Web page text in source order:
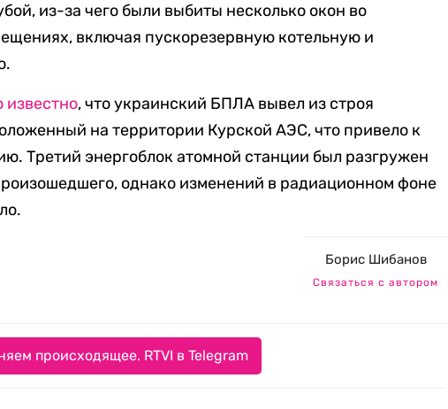
из-за чего были выбиты несколько окон во
включая пускорезервную котельную и
известно, что украинский БПЛА вывел из строя
на территории Курской АЭС, что привело к
Третий энергоблок атомной станции был разгружен
однако изменений в радиационном фоне
Борис Шибанов
Связаться с автором
происходящее. RTVI в Telegram